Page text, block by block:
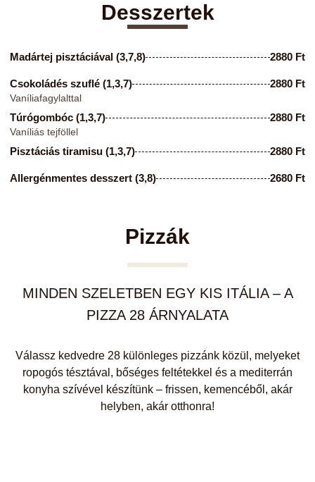
Desszertek
Madártej pisztáciával (3,7,8) 2880 Ft
Csokoládés szuflé (1,3,7) 2880 Ft
Vaníliafagylalttal
Túrógombóc (1,3,7) 2880 Ft
Vaníliás tejföllel
Pisztáciás tiramisu (1,3,7) 2880 Ft
Allergénmentes desszert (3,8) 2680 Ft
Pizzák
MINDEN SZELETBEN EGY KIS ITÁLIA – A
PIZZA 28 ÁRNYALATA
Válassz kedvedre 28 különleges pizzánk közül, melyeket
ropogós tésztával, bőséges feltétekkel és a mediterrán
konyha szívével készítünk – frissen, kemencéből, akár
helyben, akár otthonra!